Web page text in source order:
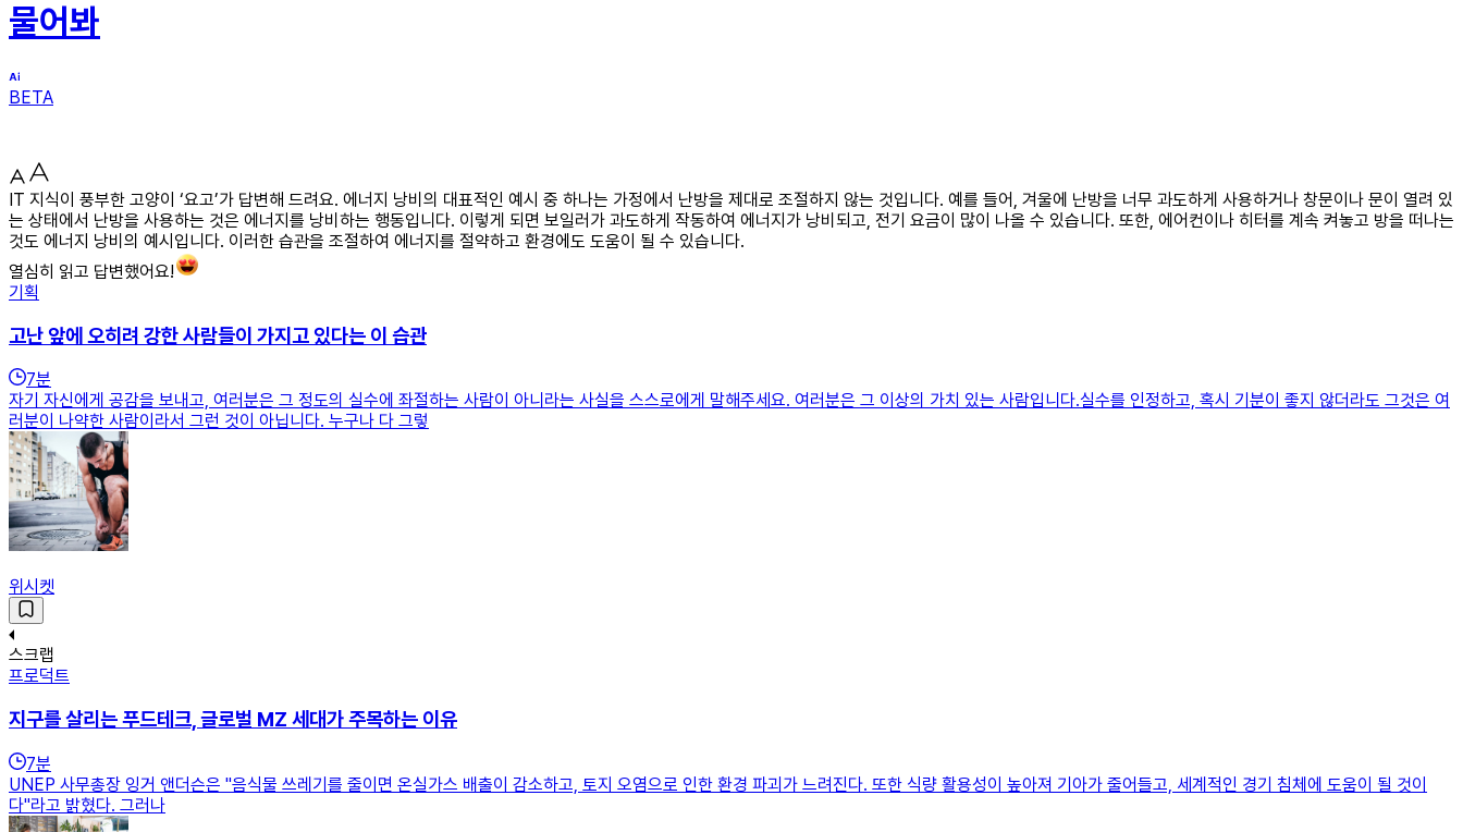
물어봐
BETA
IT 지식이 풍부한 고양이 ‘요고’가 답변해 드려요. 에너지 낭비의 대표적인 예시 중 하나는 가정에서 난방을 제대로 조절하지 않는 것입니다. 예를 들어, 겨울에 난방을 너무 과도하게 사용하거나 창문이나 문이 열려 있
는 상태에서 난방을 사용하는 것은 에너지를 낭비하는 행동입니다. 이렇게 되면 보일러가 과도하게 작동하여 에너지가 낭비되고, 전기 요금이 많이 나올 수 있습니다. 또한, 에어컨이나 히터를 계속 켜놓고 방을 떠나는
것도 에너지 낭비의 예시입니다. 이러한 습관을 조절하여 에너지를 절약하고 환경에도 도움이 될 수 있습니다.
열심히 읽고 답변했어요!
기획
고난 앞에 오히려 강한 사람들이 가지고 있다는 이 습관
7분
자기 자신에게 공감을 보내고, 여러분은 그 정도의 실수에 좌절하는 사람이 아니라는 사실을 스스로에게 말해주세요. 여러분은 그 이상의 가치 있는 사람입니다.실수를 인정하고, 혹시 기분이 좋지 않더라도 그것은 여
러분이 나약한 사람이라서 그런 것이 아닙니다. 누구나 다 그렇
위시켓
스크랩
프로덕트
지구를 살리는 푸드테크, 글로벌 MZ 세대가 주목하는 이유
7분
UNEP 사무총장 잉거 앤더슨은 "음식물 쓰레기를 줄이면 온실가스 배출이 감소하고, 토지 오염으로 인한 환경 파괴가 느려진다. 또한 식량 활용성이 높아져 기아가 줄어들고, 세계적인 경기 침체에 도움이 될 것이
다"라고 밝혔다. 그러나